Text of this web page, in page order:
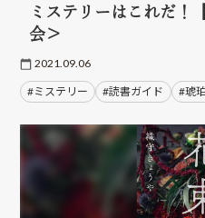
ミステリーはこれだ！
会＞
2021.09.06
#ミステリー #読書ガイド #琥